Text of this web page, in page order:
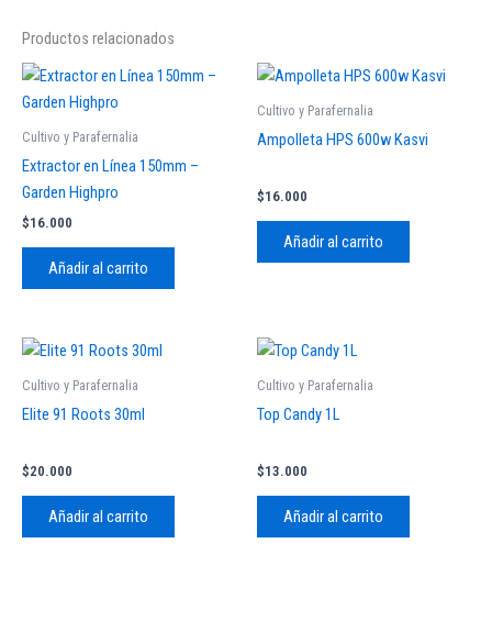
Productos relacionados
Cultivo y Parafernalia
Extractor en Línea 150mm –
Garden Highpro
$16.000
Añadir al carrito
Cultivo y Parafernalia
Ampolleta HPS 600w Kasvi
$16.000
Añadir al carrito
Cultivo y Parafernalia
Elite 91 Roots 30ml
$20.000
Añadir al carrito
Cultivo y Parafernalia
Top Candy 1L
$13.000
Añadir al carrito